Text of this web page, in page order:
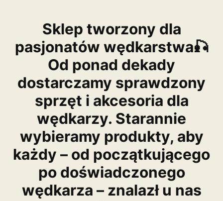
Sklep tworzony dla
pasjonatów wędkarstwa🎣
Od ponad dekady
dostarczamy sprawdzony
sprzęt i akcesoria dla
wędkarzy. Starannie
wybieramy produkty, aby
każdy – od początkującego
po doświadczonego
wędkarza – znalazł u nas